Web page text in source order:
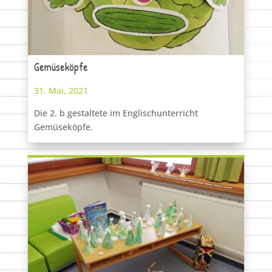
Gemüseköpfe
31. Mai, 2021
Die 2. b gestaltete im Englischunterricht
Gemüseköpfe.